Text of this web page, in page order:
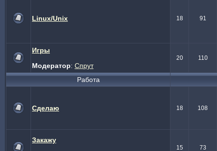
Linux/Unix 18 91
Игры
Модератор: Спрут
20 110
Работа
Сделаю 18 108
Закажу
15 73